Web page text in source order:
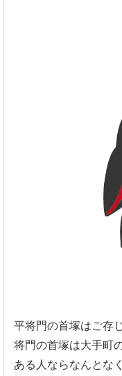
平将門の首塚はご存
将門の首塚は大手町
ある人ならなんとな